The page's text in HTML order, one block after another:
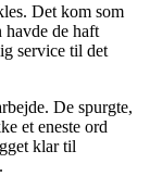
Det kom som
de haft
service til det
De spurgte,
et eneste ord
klar til